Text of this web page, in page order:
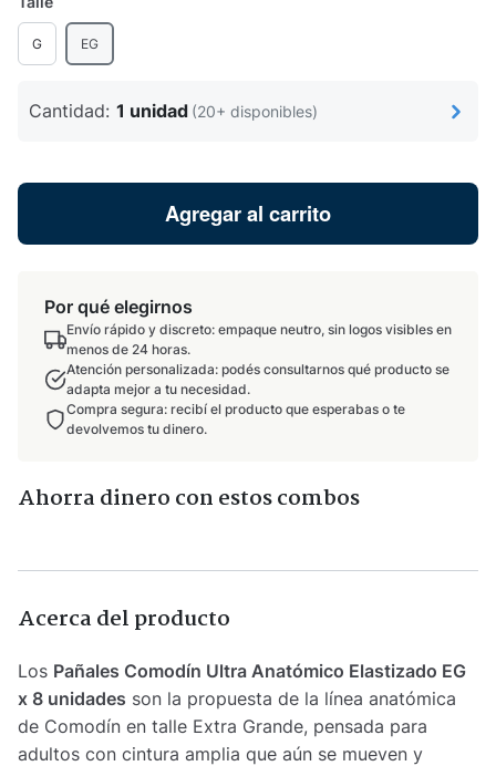
G EG
Cantidad: 1 unidad (20+ disponibles)
Agregar al carrito
Por qué elegirnos
Envío rápido y discreto: empaque neutro, sin logos visibles en
menos de 24 horas.
Atención personalizada: podés consultarnos qué producto se
adapta mejor a tu necesidad.
Compra segura: recibí el producto que esperabas o te
devolvemos tu dinero.
Ahorra dinero con estos combos
Acerca del producto
Los Pañales Comodín Ultra Anatómico Elastizado EG
x 8 unidades son la propuesta de la línea anatómica
de Comodín en talle Extra Grande, pensada para
adultos con cintura amplia que aún se mueven y